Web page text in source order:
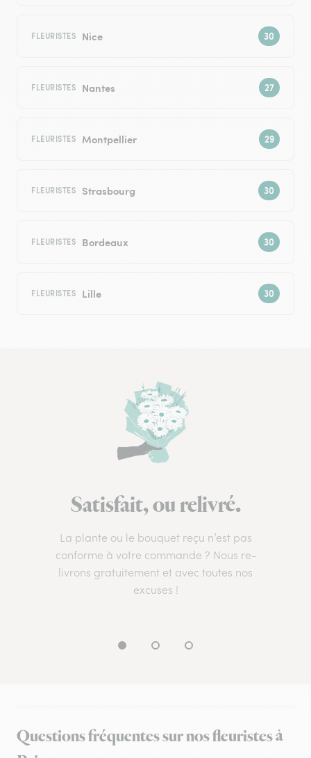
FLEURISTES Nice
FLEURISTES Nantes
FLEURISTES Montpellier
FLEURISTES Strasbourg
FLEURISTES Bordeaux
FLEURISTES Lille
Satisfait, ou relivré.
La plante ou le bouquet reçu n’est pas
conforme à votre commande ? Nous re-
livrons gratuitement et avec toutes nos
excuses !
Questions fréquentes sur nos fleuristes à